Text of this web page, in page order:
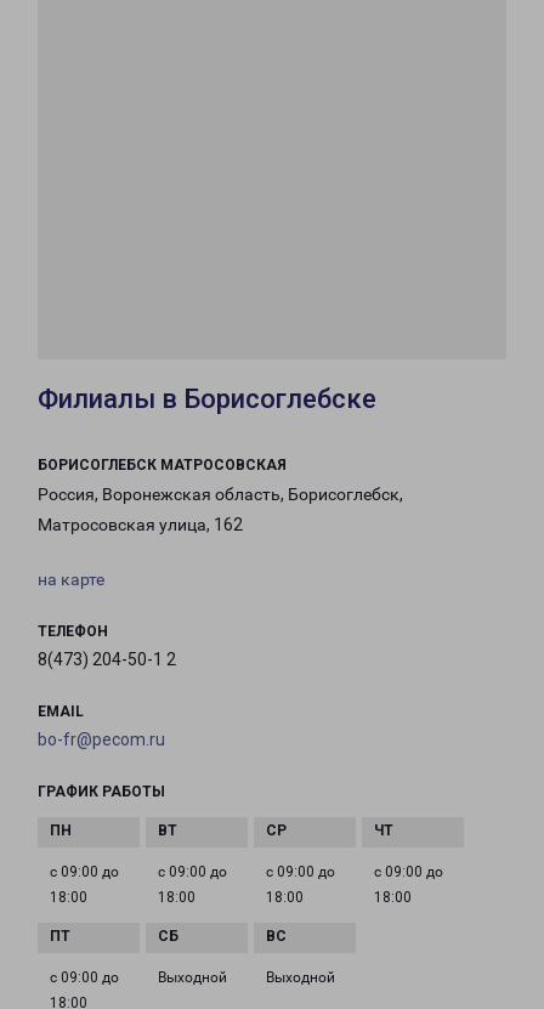
Филиалы в Борисоглебске
БОРИСОГЛЕБСК МАТРОСОВСКАЯ
Россия, Воронежская область, Борисоглебск,
Матросовская улица, 162
на карте
ТЕЛЕФОН
8(473) 204-50-1 2
EMAIL
bo-fr@pecom.ru
ГРАФИК РАБОТЫ
с 09:00 до
18:00
с 09:00 до
18:00
с 09:00 до
18:00
с 09:00 до
18:00
с 09:00 до
18:00
Выходной Выходной